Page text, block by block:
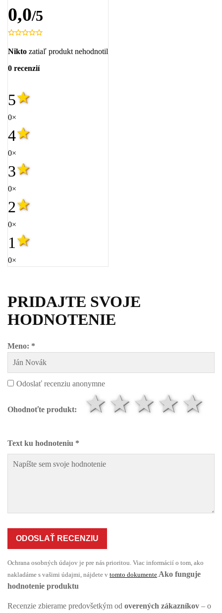
0,0/5
Nikto zatiaľ produkt nehodnotil
0 recenzií
5
0×
4
0×
3
0×
2
0×
1
0×
PRIDAJTE SVOJE
HODNOTENIE
Meno: *
Odoslať recenziu anonymne
Ohodnoťte produkt: 4
3
2
1
Text ku hodnoteniu *
ODOSLAŤ RECENZIU
Ochrana osobných údajov je pre nás prioritou. Viac informácií o tom, ako
nakladáme s vašimi údajmi, nájdete v tomto dokumente.Ako funguje
hodnotenie produktu
Recenzie zbierame predovšetkým od overených zákazníkov – o